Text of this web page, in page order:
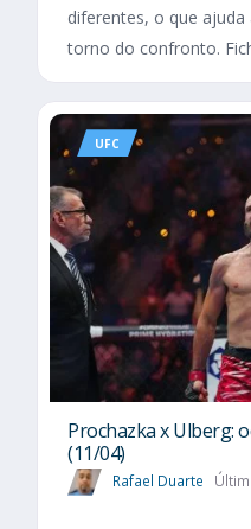
diferentes, o que
torno do confronto.
UFC
Prochazka x Ulberg:
(11/04)
Rafael Duarte